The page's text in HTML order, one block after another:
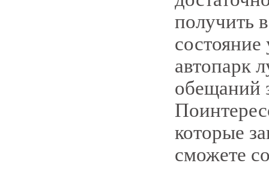
получить
автопарк
обещаний
которые
сможете